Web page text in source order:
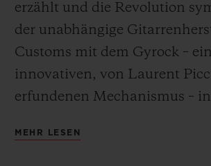
erzählt und die Revolution
der unabhängige
Customs mit dem Gyrock –
innovativen, von Laurent
erfundenen Mechanismus –
Titan oder Bronze in Antik-
MEHR LESEN